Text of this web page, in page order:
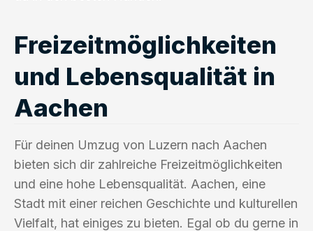
Freizeitmöglichkeiten
und Lebensqualität in
Aachen
Für deinen Umzug von Luzern nach Aachen
bieten sich dir zahlreiche Freizeitmöglichkeiten
und eine hohe Lebensqualität. Aachen, eine
Stadt mit einer reichen Geschichte und kulturellen
Vielfalt, hat einiges zu bieten. Egal ob du gerne in